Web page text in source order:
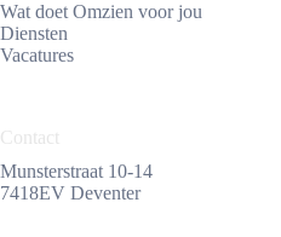
Wat doet Omzien voor jou
Diensten
Vacatures
Contact
Munsterstraat 10-14
7418EV Deventer